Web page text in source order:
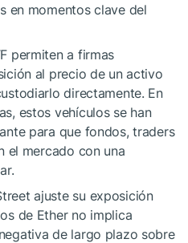
en momentos clave del
permiten a firmas
al precio de un activo
directamente. En
estos vehículos se han
para que fondos, traders
el mercado con una
ajuste su exposición
de Ether no implica
de largo plazo sobre